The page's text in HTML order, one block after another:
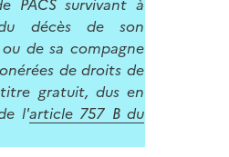
décès de son
de sa compagne
de droits de
gratuit, dus en
l'article 757 B du